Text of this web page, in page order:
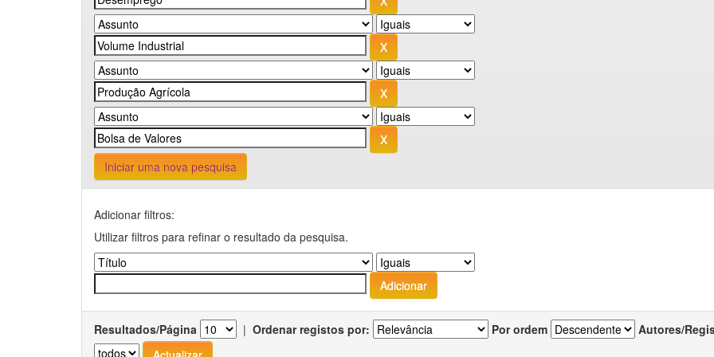
Iniciar uma nova pesquisa
Adicionar filtros:
Utilizar filtros para refinar o resultado da pesquisa.
Resultados/Página | Ordenar registos por: Por ordem Autores/